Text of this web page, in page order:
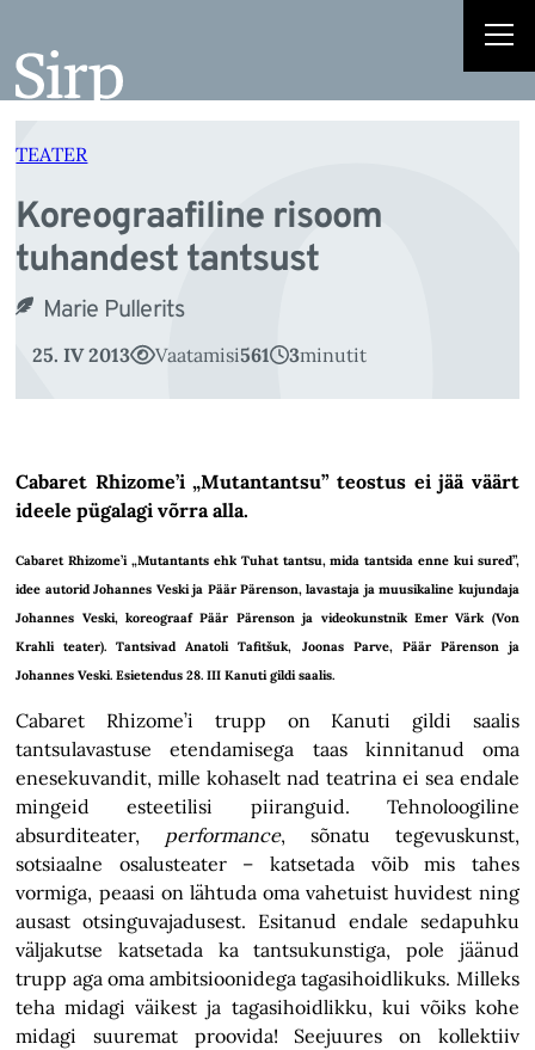
juurde
TEATER
Koreograafiline risoom
tuhandest tantsust
Marie Pullerits
25. IV 2013 Vaatamisi561 3minutit
Cabaret Rhizome’i „Mutantantsu” teostus ei jää väärt
ideele pügalagi võrra alla.
Cabaret Rhizome’i „Mutantants ehk Tuhat tantsu, mida tantsida enne kui sured”,
idee autorid Johannes Veski ja Päär Pärenson, lavastaja ja muusikaline kujundaja
Johannes Veski, koreograaf Päär Pärenson ja videokunstnik Emer Värk (Von
Krahli teater). Tantsivad Anatoli Tafitšuk, Joonas Parve, Päär Pärenson ja
Johannes Veski. Esietendus 28. III Kanuti gildi saalis.
Cabaret Rhizome’i trupp on Kanuti gildi saalis
tantsulavastuse etendamisega taas kinnitanud oma
enesekuvandit, mille kohaselt nad teatrina ei sea endale
mingeid esteetilisi piiranguid. Tehnoloogiline
absurditeater, performance, sõnatu tegevuskunst,
sotsiaalne osalusteater – katsetada võib mis tahes
vormiga, peaasi on lähtuda oma vahetuist huvidest ning
ausast otsinguvajadusest. Esitanud endale sedapuhku
väljakutse katsetada ka tantsukunstiga, pole jäänud
trupp aga oma ambitsioonidega tagasihoidlikuks. Milleks
teha midagi väikest ja tagasihoidlikku, kui võiks kohe
midagi suuremat proovida! Seejuures on kollektiiv